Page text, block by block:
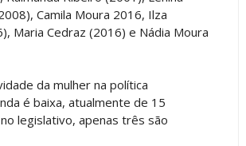
Camila Moura 2016, Ilza
Maria Cedraz (2016) e Nádia Moura
da mulher na política
é baixa, atualmente de 15
legislativo, apenas três são